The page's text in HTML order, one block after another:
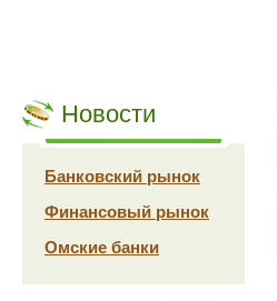
Новости
Банковский рынок
Финансовый рынок
Омские банки